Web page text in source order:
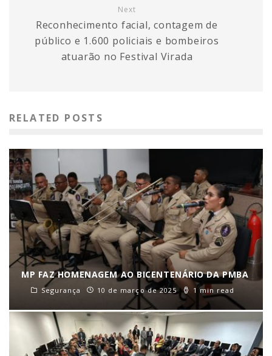
Next
Reconhecimento facial, contagem de
público e 1.600 policiais e bombeiros
atuarão no Festival Virada
RELATED POSTS
MP FAZ HOMENAGEM AO BICENTENÁRIO DA PMBA
Segurança 10 de março de 2025 1 min read